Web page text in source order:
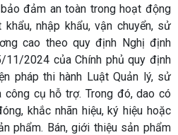
đảm an toàn trong hoạt động
nhập khẩu, vận chuyển, sử
cao theo quy định Nghị định
2024 của Chính phủ quy định
pháp thi hành Luật Quản lý, sử
cụ hỗ trợ. Trong đó, dao có
khắc nhãn hiệu, ký hiệu hoặc
phẩm. Bán, giới thiệu sản phẩm